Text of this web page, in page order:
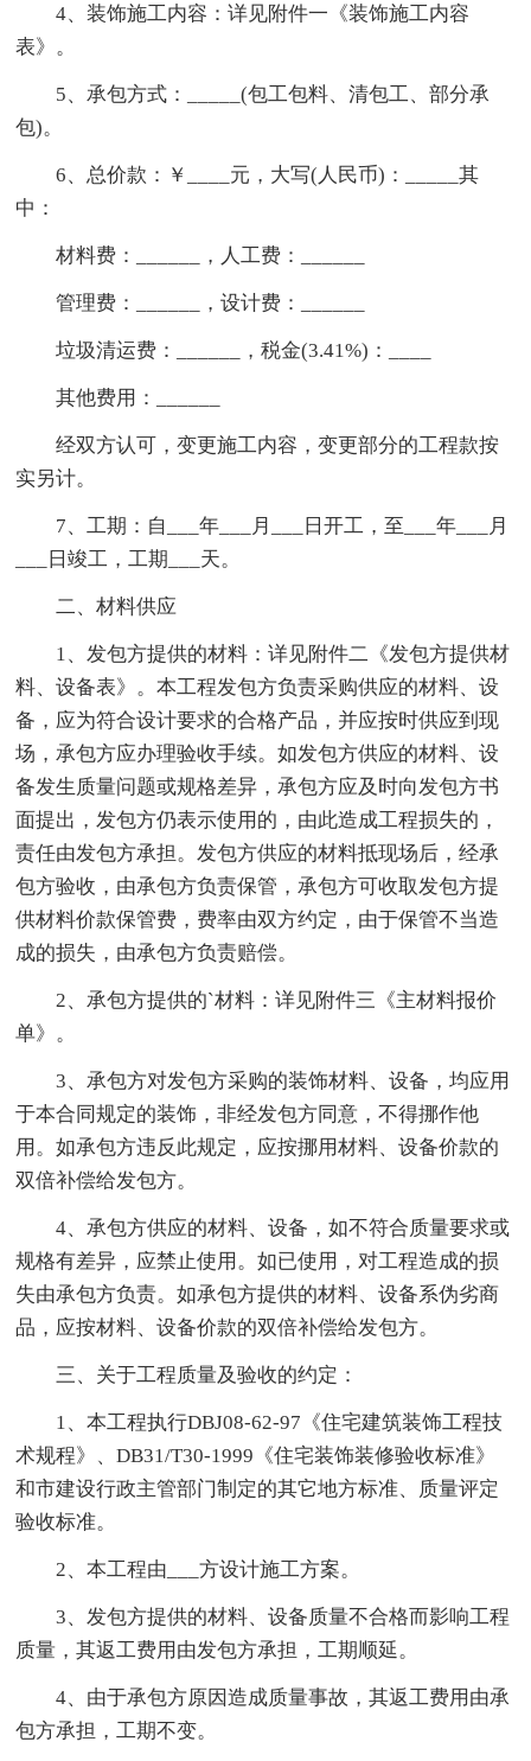
4、装饰施工内容：详见附件一《装饰施工内容
表》。
5、承包方式：_____(包工包料、清包工、部分承
包)。
6、总价款：￥____元，大写(人民币)：_____其
中：
材料费：______，人工费：______
管理费：______，设计费：______
垃圾清运费：______，税金(3.41%)：____
其他费用：______
经双方认可，变更施工内容，变更部分的工程款按
实另计。
7、工期：自___年___月___日开工，至___年___月
___日竣工，工期___天。
二、材料供应
1、发包方提供的材料：详见附件二《发包方提供材
料、设备表》。本工程发包方负责采购供应的材料、设
备，应为符合设计要求的合格产品，并应按时供应到现
场，承包方应办理验收手续。如发包方供应的材料、设
备发生质量问题或规格差异，承包方应及时向发包方书
面提出，发包方仍表示使用的，由此造成工程损失的，
责任由发包方承担。发包方供应的材料抵现场后，经承
包方验收，由承包方负责保管，承包方可收取发包方提
供材料价款保管费，费率由双方约定，由于保管不当造
成的损失，由承包方负责赔偿。
2、承包方提供的`材料：详见附件三《主材料报价
单》。
3、承包方对发包方采购的装饰材料、设备，均应用
于本合同规定的装饰，非经发包方同意，不得挪作他
用。如承包方违反此规定，应按挪用材料、设备价款的
双倍补偿给发包方。
4、承包方供应的材料、设备，如不符合质量要求或
规格有差异，应禁止使用。如已使用，对工程造成的损
失由承包方负责。如承包方提供的材料、设备系伪劣商
品，应按材料、设备价款的双倍补偿给发包方。
三、关于工程质量及验收的约定：
1、本工程执行DBJ08-62-97《住宅建筑装饰工程技
术规程》、DB31/T30-1999《住宅装饰装修验收标准》
和市建设行政主管部门制定的其它地方标准、质量评定
验收标准。
2、本工程由___方设计施工方案。
3、发包方提供的材料、设备质量不合格而影响工程
质量，其返工费用由发包方承担，工期顺延。
4、由于承包方原因造成质量事故，其返工费用由承
包方承担，工期不变。